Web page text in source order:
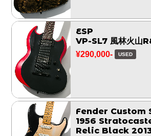
ESP
VP-SL7 風林火山
¥290,000- USED
Fender Custom
1956
Relic Black